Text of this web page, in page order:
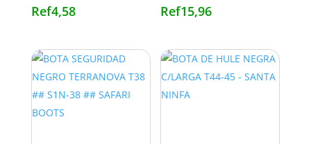
Ref4,58 Ref15,96